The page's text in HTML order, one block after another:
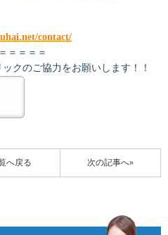
contact/
＝＝＝＝
クのご協力をお願いします！！
次の記事へ»
へ戻る